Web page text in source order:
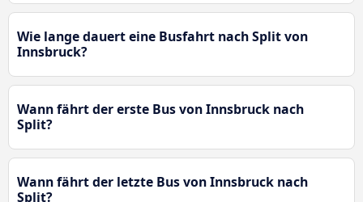
Wie lange dauert eine Busfahrt nach Split von
Innsbruck?
Wann fährt der erste Bus von Innsbruck nach
Split?
Wann fährt der letzte Bus von Innsbruck nach
Split?